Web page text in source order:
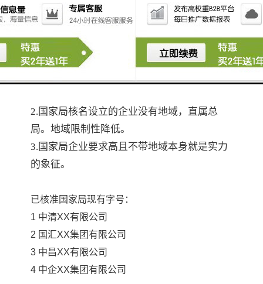
三.国家局核名的优势有哪些？
答：
1.国家局核名的字号全国范围内受到保护。简
2.国家局核名设立的企业没有地域，直属总
局。地域限制性降低。
3.国家局企业要求高且不带地域本身就是实力
的象征。
已核准国家局现有字号：
1 中清XX有限公司
2 国汇XX集团有限公司
3 中昌XX有限公司
4 中企XX集团有限公司